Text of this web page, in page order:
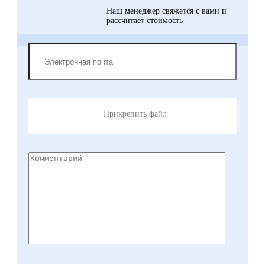
Наш менеджер свяжется с вами и
рассчитает стоимость
Прикрепить файл